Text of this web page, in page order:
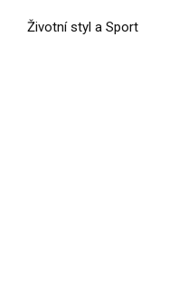
Životní styl a Sport